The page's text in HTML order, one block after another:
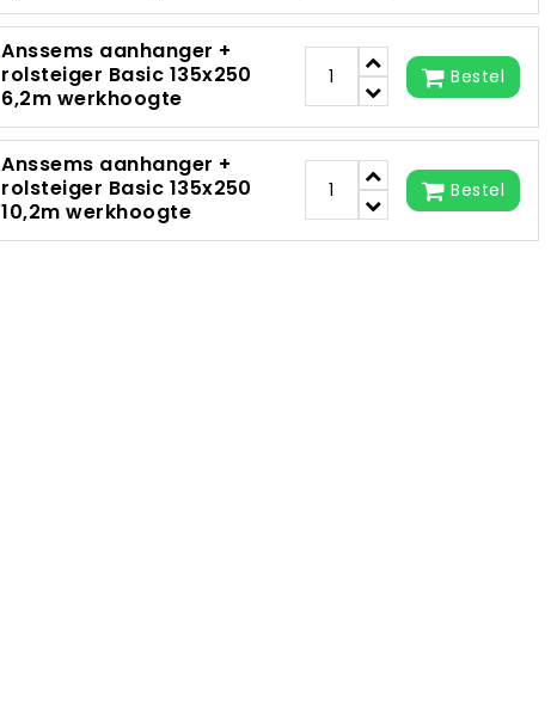
Anssems aanhanger +
rolsteiger Basic 135x250
6,2m werkhoogte
Bestel
Anssems aanhanger +
rolsteiger Basic 135x250
10,2m werkhoogte
Bestel